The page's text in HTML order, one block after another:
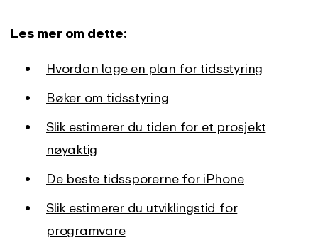
Les mer om dette:
Hvordan lage en plan for tidsstyring
Bøker om tidsstyring
Slik estimerer du tiden for et prosjekt
nøyaktig
De beste tidssporerne for iPhone
Slik estimerer du utviklingstid for
programvare